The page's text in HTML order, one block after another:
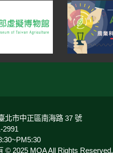
北市中正區南海路 37 號
2991
© 2025 MOA All Rights Reserved.